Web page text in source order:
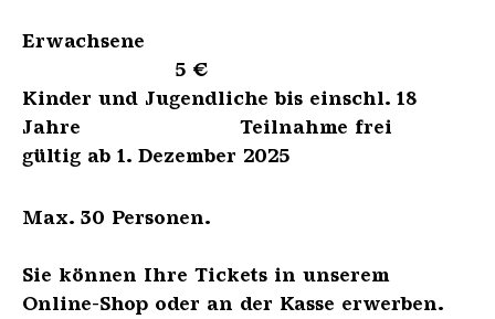
Erwachsene
5 €
Kinder und Jugendliche bis einschl. 18
Jahre Teilnahme frei
gültig ab 1. Dezember 2025
Max. 30 Personen.
Sie können Ihre Tickets in unserem
Online-Shop oder an der Kasse erwerben.